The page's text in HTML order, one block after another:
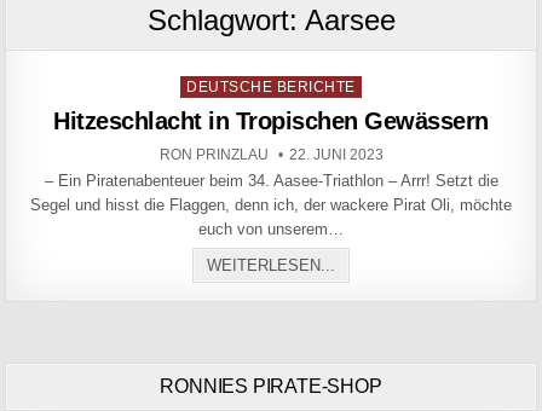
Schlagwort: Aarsee
Posted in
DEUTSCHE BERICHTE
Hitzeschlacht in Tropischen Gewässern
AUTHOR:
RON PRINZLAU PUBLISHED DATE:
22. JUNI 2023
– Ein Piratenabenteuer beim 34. Aasee-Triathlon – Arrr! Setzt die
Segel und hisst die Flaggen, denn ich, der wackere Pirat Oli, möchte
euch von unserem…
WEITERLESEN...
RONNIES PIRATE-SHOP